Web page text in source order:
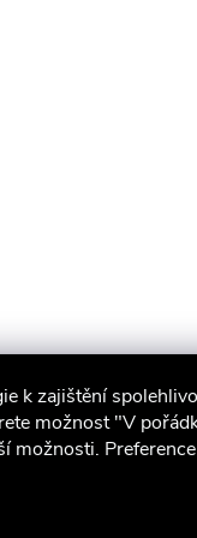
k zajištění
možnost "V
údajů